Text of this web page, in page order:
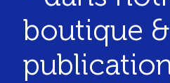
boutique